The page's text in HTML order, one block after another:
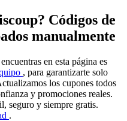
Códigos de
manualmente
en esta página es
, para garantizarte solo
los cupones todos
y promociones reales.
seguro y siempre gratis.
.